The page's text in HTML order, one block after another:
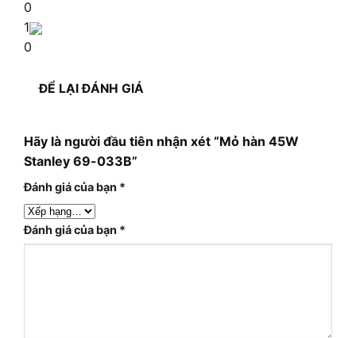
0
1
0
ĐỂ LẠI ĐÁNH GIÁ
Hãy là người đầu tiên nhận xét “Mỏ hàn 45W
Stanley 69-033B”
Đánh giá của bạn *
Đánh giá của bạn *